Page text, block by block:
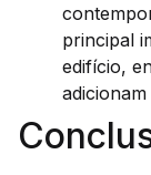
principal
edifício,